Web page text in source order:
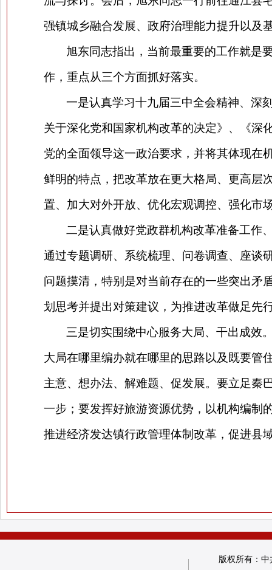
强镇城乡融合发展、政府治理能力提升以及
旭东同志指出，当前最重要的工作就是
作，重点从三个方面抓好落实。
一是认真学习十九届三中全会精神、深
关于深化党和国家机构改革的决定》、《深
党的全面领导这一政治要求，并将其体现在
鲜明的特点，把改革放在更大格局、更高层
置、加大对外开放、优化宏观调控、强化市
二是认真做好党政群机构改革准备工作
通过专题调研、系统梳理、问卷调查、座谈
问题摸清，特别是对当前存在的一些突出矛
划思考并提出对策建议，为推进改革做足先
三是切实围绕中心服务大局、干出成效
大局在哪里编办就在哪里的思路以及既要管
主意、想办法、解难题、促发展。要立足秦
一步；要发挥好旅游资源优势，以机构编制
推进经济发达镇行政管理体制改革，促进县
版权所有：